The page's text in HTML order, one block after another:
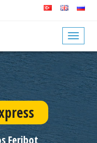
Toggle
Feribot